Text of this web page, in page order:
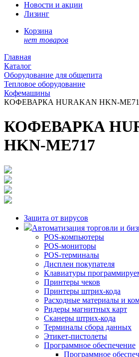
Новости и акции
Лизинг
Корзина
нет товаров
Главная
Каталог
Оборудование для общепита
Тепловое оборудование
Кофемашины
КОФЕВАРКА HURAKAN HKN-
КОФЕВАРКА
HKN-ME717
Защита от вирусов
Автоматизация торговли и
POS-компьютеры
POS-мониторы
POS-терминалы
Дисплеи покупателя
Клавиатуры
Принтеры чеков
Принтеры штрих-кода
Расходные материалы и
Ридеры магнитных карт
Сканеры штрих-кода
Терминалы сбора данных
Этикет-пистолеты
Программное обеспечение
Программное